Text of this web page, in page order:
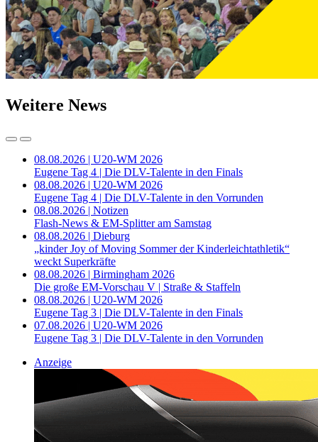
Weitere News
08.08.2026 | U20-WM 2026
Eugene Tag 4 | Die DLV-Talente in den Finals
08.08.2026 | U20-WM 2026
Eugene Tag 4 | Die DLV-Talente in den Vorrunden
08.08.2026 | Notizen
Flash-News & EM-Splitter am Samstag
08.08.2026 | Dieburg
„kinder Joy of Moving Sommer der Kinderleichtathletik“
weckt Superkräfte
08.08.2026 | Birmingham 2026
Die große EM-Vorschau V | Straße & Staffeln
08.08.2026 | U20-WM 2026
Eugene Tag 3 | Die DLV-Talente in den Finals
07.08.2026 | U20-WM 2026
Eugene Tag 3 | Die DLV-Talente in den Vorrunden
Anzeige